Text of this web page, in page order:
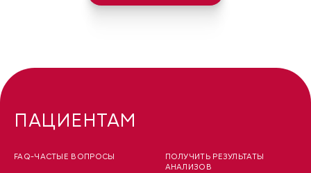
ПАЦИЕНТАМ
FAQ-ЧАСТЫЕ ВОПРОСЫ
ПОЛУЧИТЬ РЕЗУЛЬТАТЫ
АНАЛИЗОВ